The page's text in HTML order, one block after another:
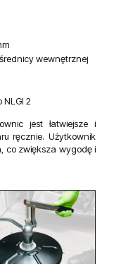
wewnętrznej
2
jest łatwiejsze i
ręcznie. Użytkownik
co zwiększa wygodę i